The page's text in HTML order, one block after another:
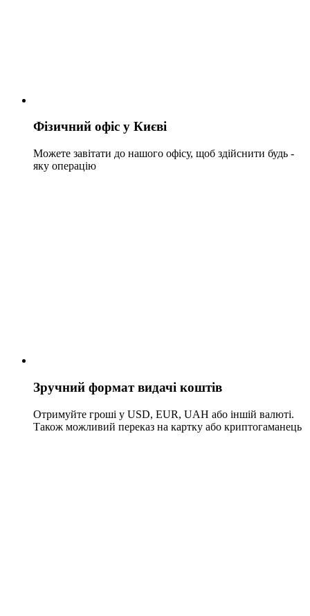
Фізичний офіс у Києві
Можете завітати до нашого офісу, щоб здійснити будь -
яку операцію
Зручний формат видачі коштів
Отримуйте гроші у USD, EUR, UAH або іншій валюті.
Також можливий переказ на картку або криптогаманець